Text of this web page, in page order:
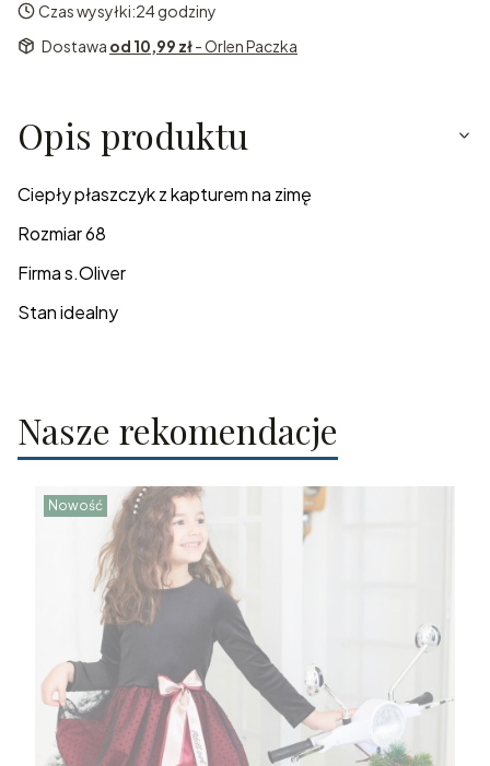
Czas wysyłki:24 godziny
Dostawa od 10,99 zł- Orlen Paczka
Opis produktu
Ciepły płaszczyk z kapturem na zimę
Rozmiar 68
Firma s.Oliver
Stan idealny
Nasze rekomendacje
Nowość